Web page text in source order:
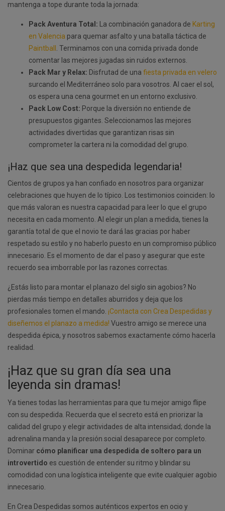
mantenga a tope durante toda la jornada:
Pack Aventura Total: La combinación ganadora de Karting
en Valencia para quemar asfalto y una batalla táctica de
Paintball
. Terminamos con una comida privada donde
comentar las mejores jugadas sin ruidos externos.
Pack Mar y Relax: Disfrutad de una fiesta privada en velero
surcando el Mediterráneo solo para vosotros. Al caer el sol,
os espera una cena gourmet en un entorno exclusivo.
Pack Low Cost: Porque la diversión no entiende de
presupuestos gigantes. Seleccionamos las mejores
actividades divertidas que garantizan risas sin
comprometer la cartera ni la comodidad del grupo.
¡Haz que sea una despedida legendaria!
Cientos de grupos ya han confiado en nosotros para organizar
celebraciones que huyen de lo típico. Los testimonios coinciden: lo
que más valoran es nuestra capacidad para leer lo que el grupo
necesita en cada momento. Al elegir un plan a medida, tienes la
garantía total de que el novio te dará las gracias por haber
respetado su estilo y no haberlo puesto en un compromiso público
innecesario. Es el momento de dar el paso y asegurar que este
recuerdo sea imborrable por las razones correctas.
¿Estás listo para montar el planazo del siglo sin agobios? No
pierdas más tiempo en detalles aburridos y deja que los
profesionales tomen el mando. ¡Contacta con Crea Despedidas y
diseñemos el planazo a medida! Vuestro amigo se merece una
despedida épica, y nosotros sabemos exactamente cómo hacerla
realidad.
¡Haz que su gran día sea una
leyenda sin dramas!
Ya tienes todas las herramientas para que tu mejor amigo flipe
con su despedida. Recuerda que el secreto está en priorizar la
calidad del grupo y elegir actividades de alta intensidad; donde la
adrenalina manda y la presión social desaparece por completo.
Dominar cómo planificar una despedida de soltero para un
introvertido es cuestión de entender su ritmo y blindar su
comodidad con una logística inteligente que evite cualquier agobio
innecesario.
En Crea Despedidas somos auténticos expertos en ocio y